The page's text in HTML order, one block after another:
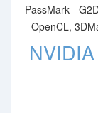
PassMark -
- OpenCL,